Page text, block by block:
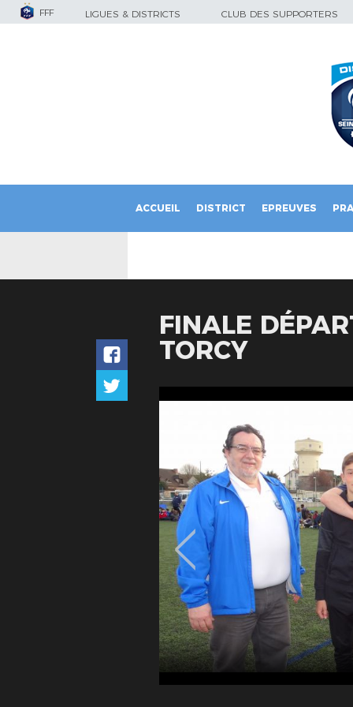
FFF LIGUES & DISTRICTS CLUB DES SUPPORTERS
ACCUEIL DISTRICT EPREUVES
FINALE
TORCY